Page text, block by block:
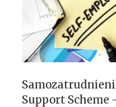
Support Scheme